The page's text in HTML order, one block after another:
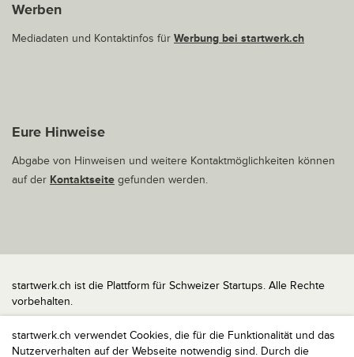
startwerk.ch verwendet Cookies, die für die Funktionalität und das
Nutzerverhalten auf der Webseite notwendig sind. Durch die
Werben
Mediadaten und Kontaktinfos für Werbung bei startwerk.ch
Eure Hinweise
Abgabe von Hinweisen und weitere Kontaktmöglichkeiten können
auf der Kontaktseite gefunden werden.
startwerk.ch ist die Plattform für Schweizer Startups. Alle Rechte
vorbehalten.
Impressum
Kontakt